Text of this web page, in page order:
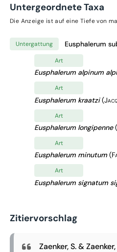
Untergeordnete Taxa
Die Anzeige ist auf eine Tiefe von
Untergattung Eusphalerum
Art
Eusphalerum alpinum
Art
Eusphalerum kraatzi
Art
Eusphalerum longipenne
Art
Eusphalerum minutum
Art
Eusphalerum signatum
Zitiervorschlag
Zaenker, S. &